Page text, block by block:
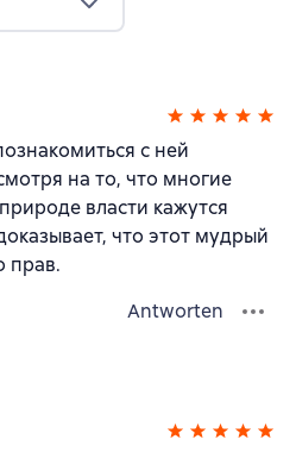
с ней
на то, что многие
власти кажутся
что этот мудрый
прав.
Antworten